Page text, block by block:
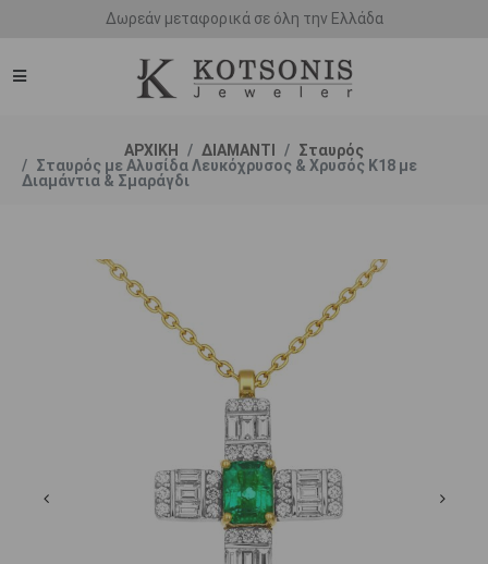
Άμεση παράδοση - Δικαίωμα επιστροφής
ΑΡΧΙΚΗ ΔΙΑΜΑΝΤΙ
Σταυρός
Σταυρός με Αλυσίδα Λευκόχρυσος & Χρυσός K18 με
Διαμάντια & Σμαράγδι